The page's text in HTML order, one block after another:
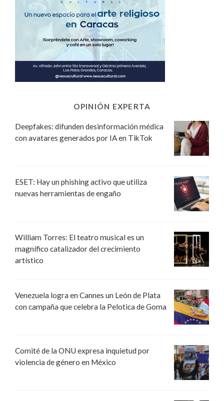
OPINIÓN EXPERTA
Deepfakes: difunden desinformación médica
con avatares generados por IA en TikTok
ESET: Hay un phishing activo que utiliza
nuevas herramientas de engaño
William Torres: El teatro musical es un
magnífico catalizador del crecimiento
artístico
Venezuela logra en Cannes un León de Plata
con campaña que celebra la Pelotica de Goma
Comité de la ONU expresa inquietud por
violencia de género en México